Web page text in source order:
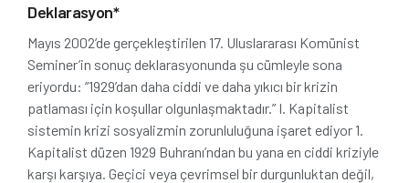
Deklarasyon*
Mayıs 2002’de gerçekleştirilen 17. Uluslararası Komünist
Seminer’in sonuç deklarasyonunda şu cümleyle sona
eriyordu: “1929’dan daha ciddi ve daha yıkıcı bir krizin
patlaması için koşullar olgunlaşmaktadır.” I. Kapitalist
sistemin krizi sosyalizmin zorunluluğuna işaret ediyor 1.
Kapitalist düzen 1929 Buhranı’ndan bu yana en ciddi kriziyle
karşı karşıya. Geçici veya çevrimsel bir durgunluktan değil,